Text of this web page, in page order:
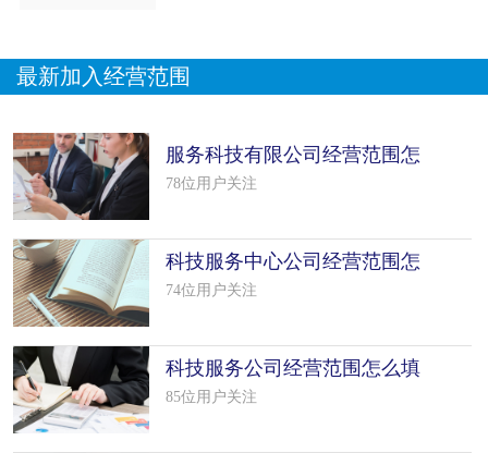
最新加入经营范围
服务科技有限公司经营范围怎
么填写（5个模板）
78位用户关注
科技服务中心公司经营范围怎
么填写（7个模板）
74位用户关注
科技服务公司经营范围怎么填
写（50个模板）
85位用户关注